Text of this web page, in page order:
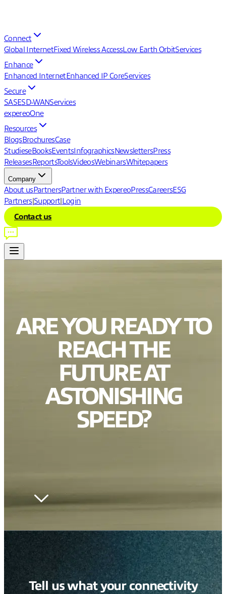
Connect
Global InternetFixed Wireless AccessLow Earth OrbitServices
Enhance
Enhanced InternetEnhanced IP CoreServices
Secure
SASESD-WANServices
expereoOne
Resources
BlogsBrochuresCase
StudieseBooksEventsInfographicsNewslettersPress
ReleasesReportsToolsVideosWebinarsWhitepapers
Company
About usPartnersPartner with ExpereoPressCareersESG
Partners|Support|Login
Contact us
ARE YOU READY TO
REACH THE
FUTURE AT
ASTONISHING
SPEED?
Tell us what your connectivity